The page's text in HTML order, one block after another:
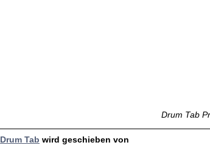
Drum Tab
Drum Tab wird geschieben von